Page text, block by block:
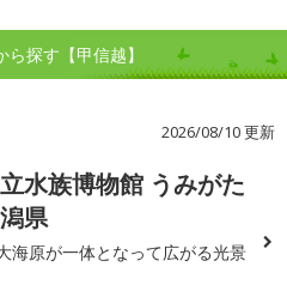
探す【甲信越】
2026/08/10 更新
水族博物館 うみがた
県
海原が一体となって広がる光景